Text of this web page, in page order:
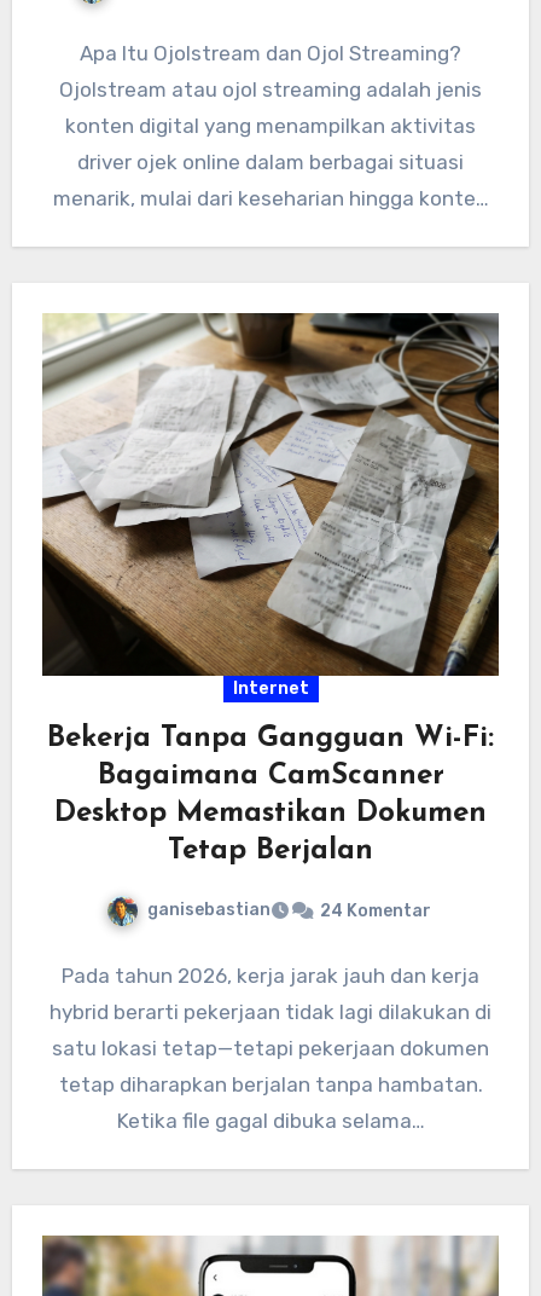
Apa Itu Ojolstream dan Ojol Streaming?
Ojolstream atau ojol streaming adalah jenis
konten digital yang menampilkan aktivitas
driver ojek online dalam berbagai situasi
menarik, mulai dari keseharian hingga konten
Internet
Bekerja Tanpa Gangguan Wi-Fi:
Bagaimana CamScanner
Desktop Memastikan Dokumen
Tetap Berjalan
ganisebastian 24 Komentar
Pada tahun 2026, kerja jarak jauh dan kerja
hybrid berarti pekerjaan tidak lagi dilakukan di
satu lokasi tetap—tetapi pekerjaan dokumen
tetap diharapkan berjalan tanpa hambatan.
Ketika file gagal dibuka selama…